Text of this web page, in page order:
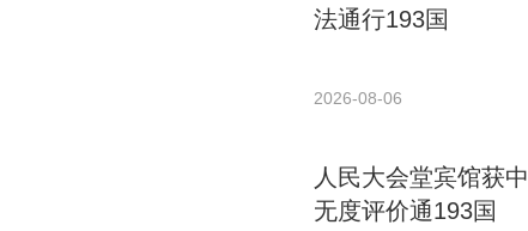
法通行193国
2026-08-06
人民大会堂宾馆获
无度评价通193国